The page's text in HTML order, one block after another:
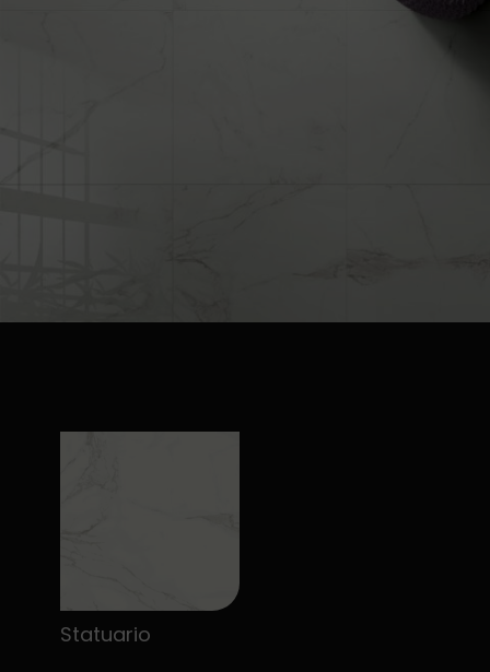
Statuario